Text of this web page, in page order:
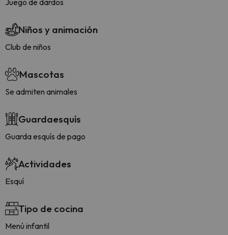
Juego de dardos
Niños y animación
Club de niños
Mascotas
Se admiten animales
Guardaesquís
Guarda esquís de pago
Actividades
Esquí
Tipo de cocina
Menú infantil